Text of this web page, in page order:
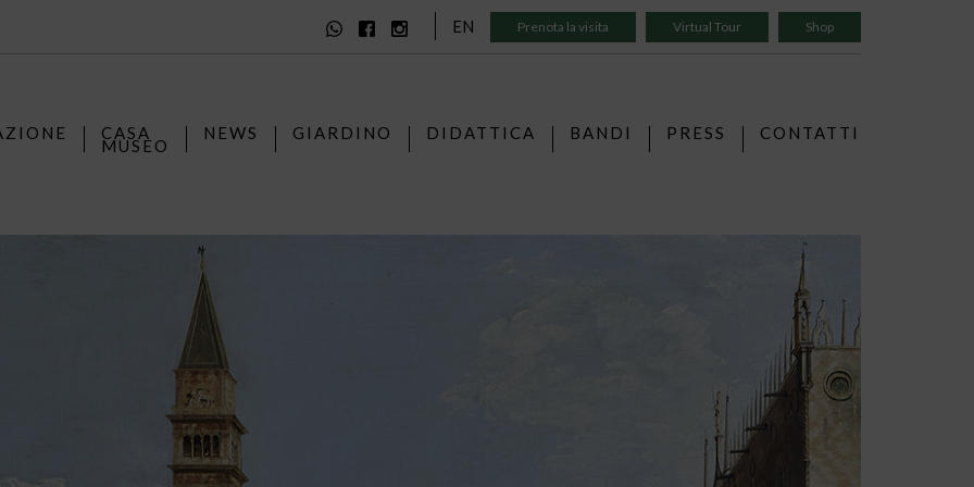
EN Prenota la visita Virtual Tour Shop
CASA
MUSEO
NEWS GIARDINO DIDATTICA BANDI PRESS CONTATTI